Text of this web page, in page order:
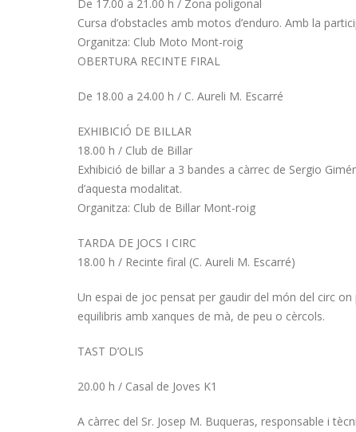
De 17.00 a 21.00 h / Zona poligonal
Cursa d’obstacles amb motos d’enduro. Amb la
Organitza: Club Moto Mont-roig
OBERTURA RECINTE FIRAL
De 18.00 a 24.00 h / C. Aureli M. Escarré
EXHIBICIÓ DE BILLAR
18.00 h / Club de Billar
Exhibició de billar a 3 bandes a càrrec de Sergio
d’aquesta modalitat.
Organitza: Club de Billar Mont-roig
TARDA DE JOCS I CIRC
18.00 h / Recinte firal (C. Aureli M. Escarré)
Un espai de joc pensat per gaudir del món del circ
equilibris amb xanques de mà, de peu o cèrcols.
TAST D’OLIS
20.00 h / Casal de Joves K1
A càrrec del Sr. Josep M. Buqueras, responsable i